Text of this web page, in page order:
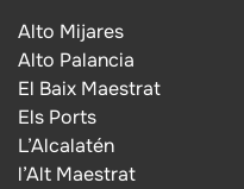
Alto Mijares
Alto Palancia
El Baix Maestrat
Els Ports
L’Alcalatén
l’Alt Maestrat